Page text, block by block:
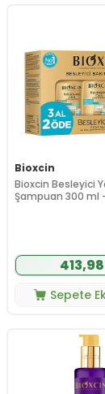
Bioxcin
Bioxcin Besleyici
Şampuan 300 ml
Sepete